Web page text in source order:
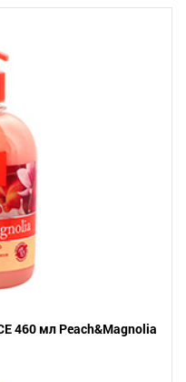
460 мл Peach&Magnolia